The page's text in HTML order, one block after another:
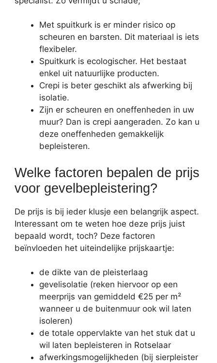
Met spuitkurk is er minder risico op
scheuren en barsten. Dit materiaal is iets
flexibeler.
Spuitkurk is ecologischer. Het bestaat
enkel uit natuurlijke producten.
Crepi is beter geschikt als afwerking bij
isolatie.
Zijn er scheuren en oneffenheden in uw
muur? Dan is crepi aangeraden. Zo kan u
deze oneffenheden gemakkelijk
bepleisteren.
Welke factoren bepalen de prijs
voor gevelbepleistering?
De prijs is bij ieder klusje een belangrijk aspect.
Interessant om te weten hoe deze prijs juist
bepaald wordt, toch? Deze factoren
beïnvloeden het uiteindelijke prijskaartje:
de dikte van de pleisterlaag
gevelisolatie (reken hiervoor op een
meerprijs van gemiddeld €25 per m²
wanneer u de buitenmuur ook wil laten
isoleren)
de totale oppervlakte van het stuk dat u
wil laten bepleisteren in Rotselaar
afwerkingsmogelijkheden (bij sierpleister